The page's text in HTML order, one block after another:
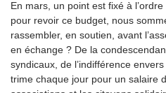
En mars, un point est fixé à
pour revoir ce budget, nous
rassembler, en soutien, avant
en échange ? De la
syndicaux, de l’indifférence
trime chaque jour pour un salaire